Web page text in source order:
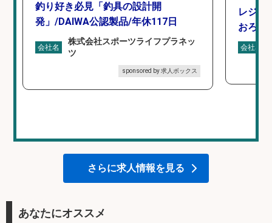
釣り好き必見「釣具の設計開
発」/DAIWA公認製品/年休117日
会社名
株式会社スポーツライフプラネッ
ツ
sponsored by 求人ボックス
レジ打
おろし
会社名
さらに求人情報を見る
あなたにオススメ